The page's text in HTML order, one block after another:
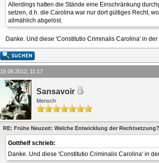
Allerdings hatten die Stände eine Einschränkung
setzen, d.h. die Carolina war nur dort gültiges Recht,
allmählich abgelöst.
Danke. Und diese 'Constitutio Criminalis Carolina' in
16.06.2012, 11:17
Sansavoir
Mensch
RE: Frühe Neuzeit: Welche Entwicklung der Rechtsetzung?
Gotthelf schrieb:
Danke. Und diese 'Constitutio Criminalis Carolina' in